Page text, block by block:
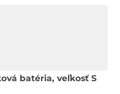
batéria, veľkosť S